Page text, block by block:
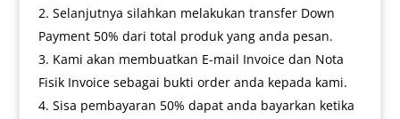
Selanjutnya silahkan melakukan transfer Down
Payment 50% dari total produk yang anda pesan.
Kami akan membuatkan E-mail Invoice dan Nota
Fisik Invoice sebagai bukti order anda kepada kami.
Sisa pembayaran 50% dapat anda bayarkan ketika